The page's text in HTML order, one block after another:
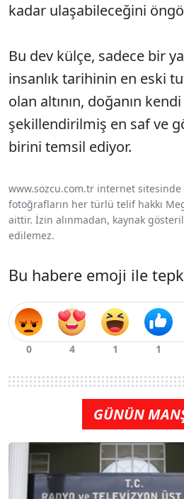
kadar ulaşabileceğini
Bu dev külçe, sadece bir
insanlık tarihinin en eski
olan altının, doğanın
şekillendirilmiş en saf ve
birini temsil ediyor.
www.sozcu.com.tr internet sitesinde
fotoğrafların her türlü telif hakkı
aittir. İzin alınmadan, kaynak
edilemez.
Bu habere emoji ile
GÜNÜN